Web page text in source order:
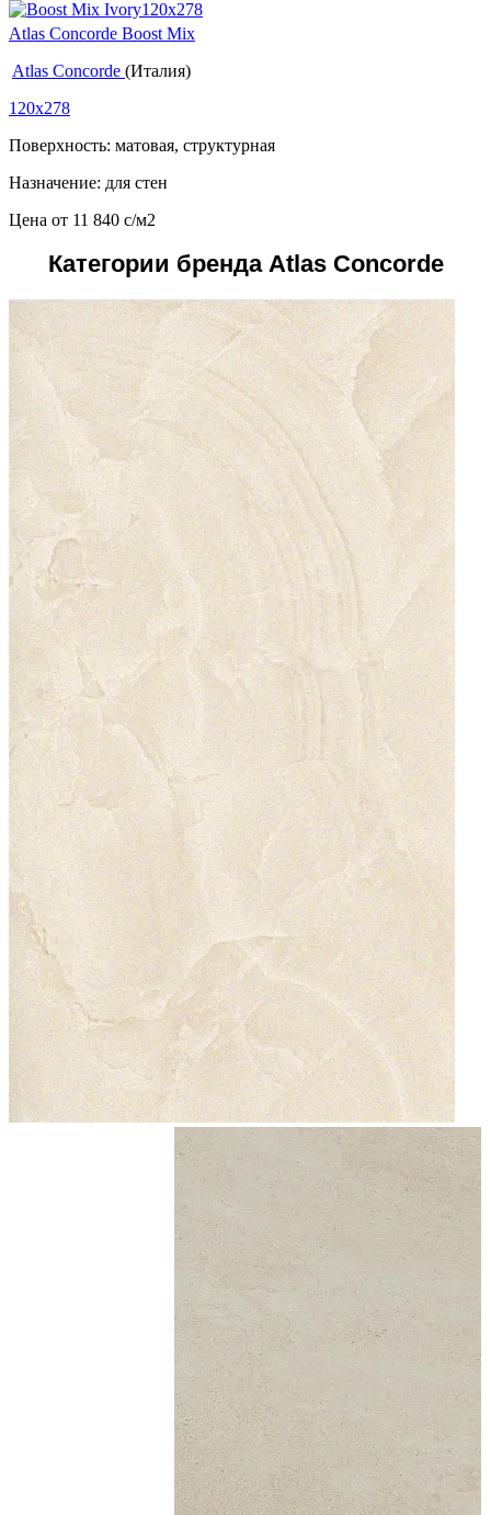
Atlas Concorde Boost Mix
Atlas Concorde (Италия)
120x278
Поверхность: матовая, структурная
Назначение: для стен
Цена от 11 840 c/м2
Категории бренда Atlas Concorde